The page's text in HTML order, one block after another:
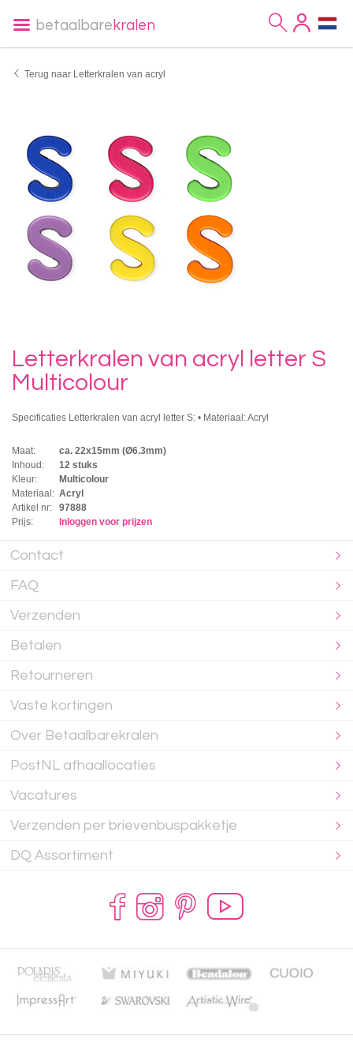
betaalbare kralen
Terug naar Letterkralen van acryl
Letterkralen van acryl letter S
Multicolour
Specificaties Letterkralen van acryl letter S: • Materiaal: Acryl
Maat:
ca. 22x15mm (Ø6.3mm)
Inhoud:
12 stuks
Kleur:
Multicolour
Materiaal: Acryl
Artikel nr:
97888
Prijs:
Inloggen voor prijzen
Contact
FAQ
Verzenden
Betalen
Retourneren
Vaste kortingen
Over Betaalbarekralen
PostNL afhaallocaties
Vacatures
Verzenden per brievenbuspakketje
DQ Assortiment